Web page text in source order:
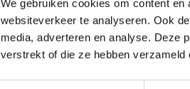
We gebruiken cookies om content
websiteverkeer te analyseren. Ook
media, adverteren en analyse. Deze
verstrekt of die ze hebben